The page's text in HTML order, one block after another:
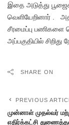
இதை அடுத்து
வெளியேறினார் .
சீரமைப்பு பணிகளை
அப்பகுதியில் சிறிது
SHARE ON
PREVIOUS
முன்னாள் முதல்வர்
எதிர்க்கட்சி